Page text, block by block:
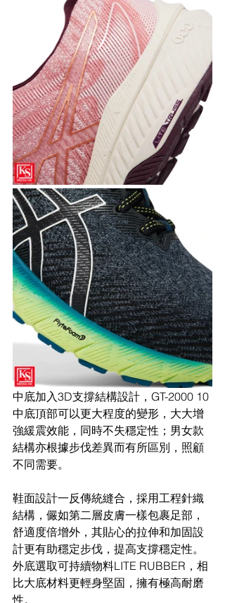
中底加入3D支撐結構設計，GT-2000 10
中底頂部可以更大程度的變形，大大增
強緩震效能，同時不失穩定性；男女款
結構亦根據步伐差異而有所區別，照顧
不同需要。
鞋面設計一反傳統縫合，採用工程針織
結構，儼如第二層皮膚一樣包裹足部，
舒適度倍增外，其貼心的拉伸和加固設
計更有助穩定步伐，提高支撐穩定性。
外底選取可持續物料LITE RUBBER，相
比大底材料更輕身堅固，擁有極高耐磨
性。